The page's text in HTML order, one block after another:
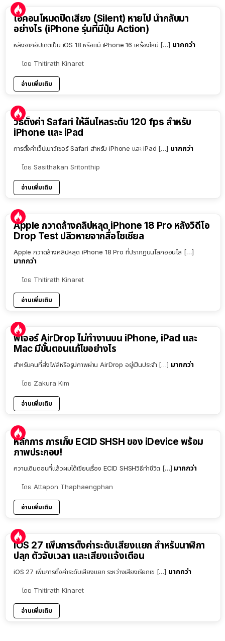
ไอคอนโหมดปิดเสียง (Silent) หายไป นำกลับมา
อย่างไร (iPhone รุ่นที่มีปุ่ม Action)
หลังจากอัปเดตเป็น iOS 18 หรือแม้ iPhone 16 เครื่องใหม่ […] มากกว่า
โดย Thitirath Kinaret
อ่านเพิ่มเติม
วิธีตั้งค่า Safari ให้ลื่นไหลระดับ 120 fps สำหรับ
iPhone และ iPad
การตั้งค่าเว็ปเบาว์เซอร์ Safari สำหรับ iPhone และ iPad […] มากกว่า
โดย Sasithakan Sritonthip
อ่านเพิ่มเติม
Apple กวาดล้างคลิปหลุด iPhone 18 Pro หลังวิดีโอ
Drop Test ปลิวหายจากสื่อโซเชียล
Apple กวาดล้างคลิปหลุด iPhone 18 Pro ที่ปรากฏบนโลกออนไล […]
มากกว่า
โดย Thitirath Kinaret
อ่านเพิ่มเติม
ฟีเจอร์ AirDrop ไม่ทำงานบน iPhone, iPad และ
Mac มีขั้นตอนแก้ไขอย่างไร
สำหรับคนที่ส่งไฟล์หรือรูปภาพผ่าน AirDrop อยู่เป็นประจำ […] มากกว่า
โดย Zakura Kim
อ่านเพิ่มเติม
หลักการ การเก็บ ECID SHSH ของ iDevice พร้อม
ภาพประกอบ!
ความเดิมตอนที่แล้วผมได้เขียนเรื่อง ECID SHSHวิธีทำชีวิต […] มากกว่า
โดย Attapon Thaphaengphan
อ่านเพิ่มเติม
iOS 27 เพิ่มการตั้งค่าระดับเสียงแยก สำหรับนาฬิกา
ปลุก ตัวจับเวลา และเสียงแจ้งเตือน
iOS 27 เพิ่มการตั้งค่าระดับเสียงแยก ระหว่างเสียงเรียกเข […] มากกว่า
โดย Thitirath Kinaret
อ่านเพิ่มเติม